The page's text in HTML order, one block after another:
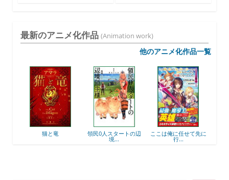
最新のアニメ化作品 (Animation work)
他のアニメ化作品一覧
猫と竜 領民0人スタートの辺
境...
ここは俺に任せて先に
行...